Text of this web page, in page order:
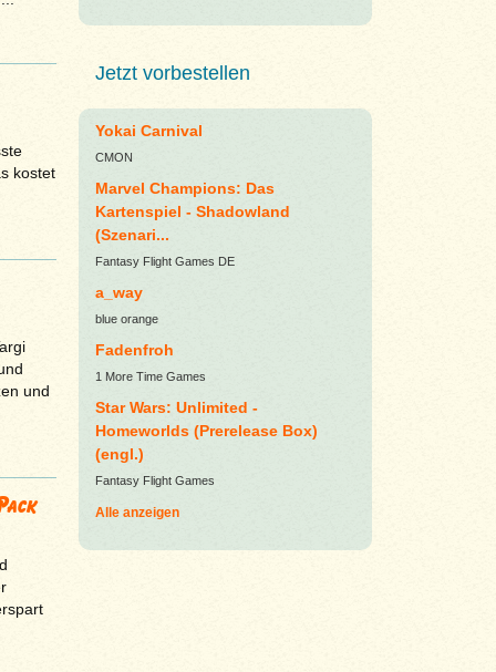
kos­tet
und
Jetzt vorbestellen
Yokai Carnival
CMON
Marvel Champions: Das
Kartenspiel - Shadowland
(Szenari...
Fantasy Flight Games DE
a_way
blue orange
Fadenfroh
1 More Time Games
Star Wars: Unlimited -
Homeworlds (Prerelease Box)
(engl.)
Fantasy Flight Games
Alle anzeigen